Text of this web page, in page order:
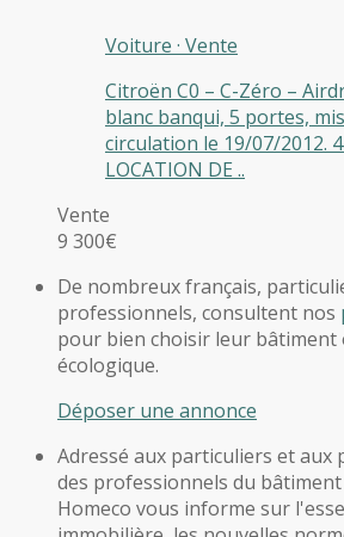
Voiture · Vente
Citroën C0 – C-Zéro –
blanc banqui, 5 portes,
circulation le 19/07/2012. 4
LOCATION DE ..
Vente
9 300€
De nombreux français,
professionnels, consultent nos
pour bien choisir leur bâtiment
écologique.
Déposer une annonce
Adressé aux particuliers et
des professionnels du
Homeco vous informe sur